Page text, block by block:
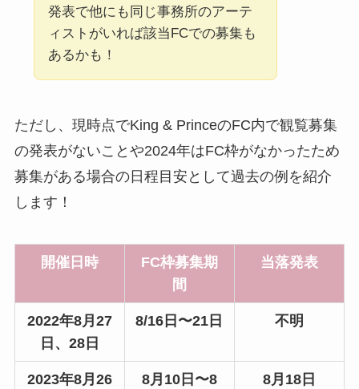
発表で他にも同じ事務所のアーテ
ィストがいれば該当FCでの募集も
あるかも！
ただし、現時点でKing & PrinceのFC内で観覧募集
の発表がないことや2024年はFC枠がなかったため
募集がある場合の日程目安として過去の例を紹介
します！
開催日時
FC枠募集期
間
当落発表
2022年8月27
日、28日
8/16日〜21日 不明
2023年8月26
8月10日〜8
8月18日